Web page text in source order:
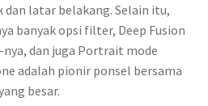
latar belakang. Selain itu,
banyak opsi filter, Deep Fusion
dan juga Portrait mode
adalah pionir ponsel bersama
besar.